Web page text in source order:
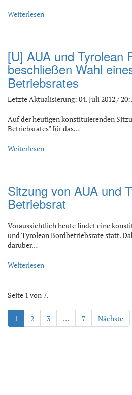
Weiterlesen
[U] AUA und Tyrolean
beschließen Wahl
Betriebsrates
Letzte Aktualisierung: 04. Juli 2012 /
Auf der heutigen konstituierenden
Betriebsrates" für das…
Weiterlesen
Sitzung von AUA und
Betriebsrat
Voraussichtlich heute findet eine
und Tyrolean Bordbetriebsräte statt.
darüber…
Weiterlesen
Seite 1 von 7.
1 2 3 … 7 Nächste